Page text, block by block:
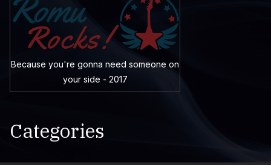
Because you're gonna need someone on
your side - 2017
Categories